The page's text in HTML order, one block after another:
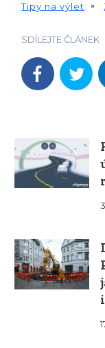
Tipy na výlet
SDÍLEJTE ČLÁNEK